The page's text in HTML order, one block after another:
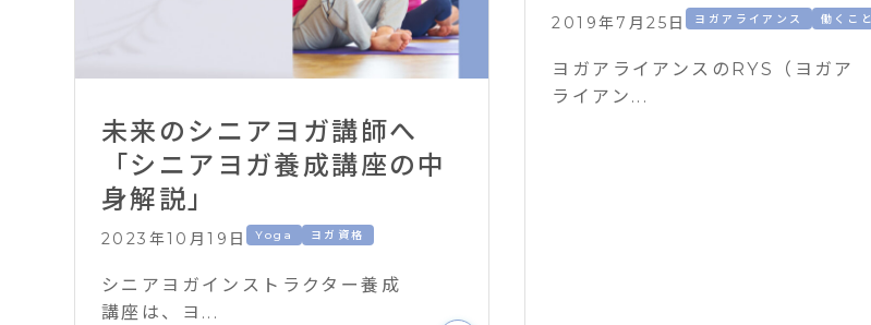
未来のシニアヨガ講師へ
「シニアヨガ養成講座の中
身解説」
2023年10月19日 Yoga ヨガ資格
シニアヨガインストラクター養成
講座は、ヨ...
2019年7月25日 ヨガアライアンス 働くこと
ヨガアライアンスのRYS（ヨガア
ライアン...